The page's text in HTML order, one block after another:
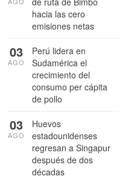
hacia las cero
emisiones netas
Perú lidera en
Sudamérica el
crecimiento del
consumo per cápita
de pollo
03
AGO
Huevos
estadounidenses
regresan a Singapur
después de dos
décadas
03
AGO